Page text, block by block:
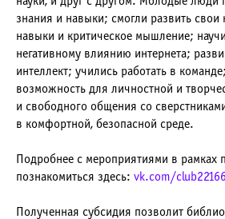
знания и навыки; смогли развить свои
навыки и критическое мышление;
негативному влиянию интернета;
интеллект; учились работать в
возможность для личностной и
и свободного общения со
в комфортной, безопасной среде.
Подробнее с мероприятиями в рамках
познакомиться здесь: vk.com/
Полученная субсидия позволит